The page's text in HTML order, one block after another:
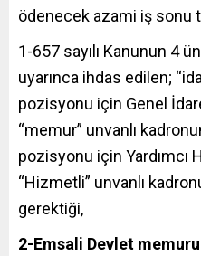
ödenecek azami iş sonu
1-657 sayılı Kanunun 4
uyarınca ihdas edilen;
pozisyonu için Genel
“memur” unvanlı
pozisyonu için Yardımcı
“Hizmetli” unvanlı
gerektiği,
2-Emsali Devlet